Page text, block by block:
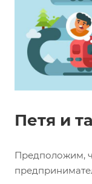
Петя и
Предположим,